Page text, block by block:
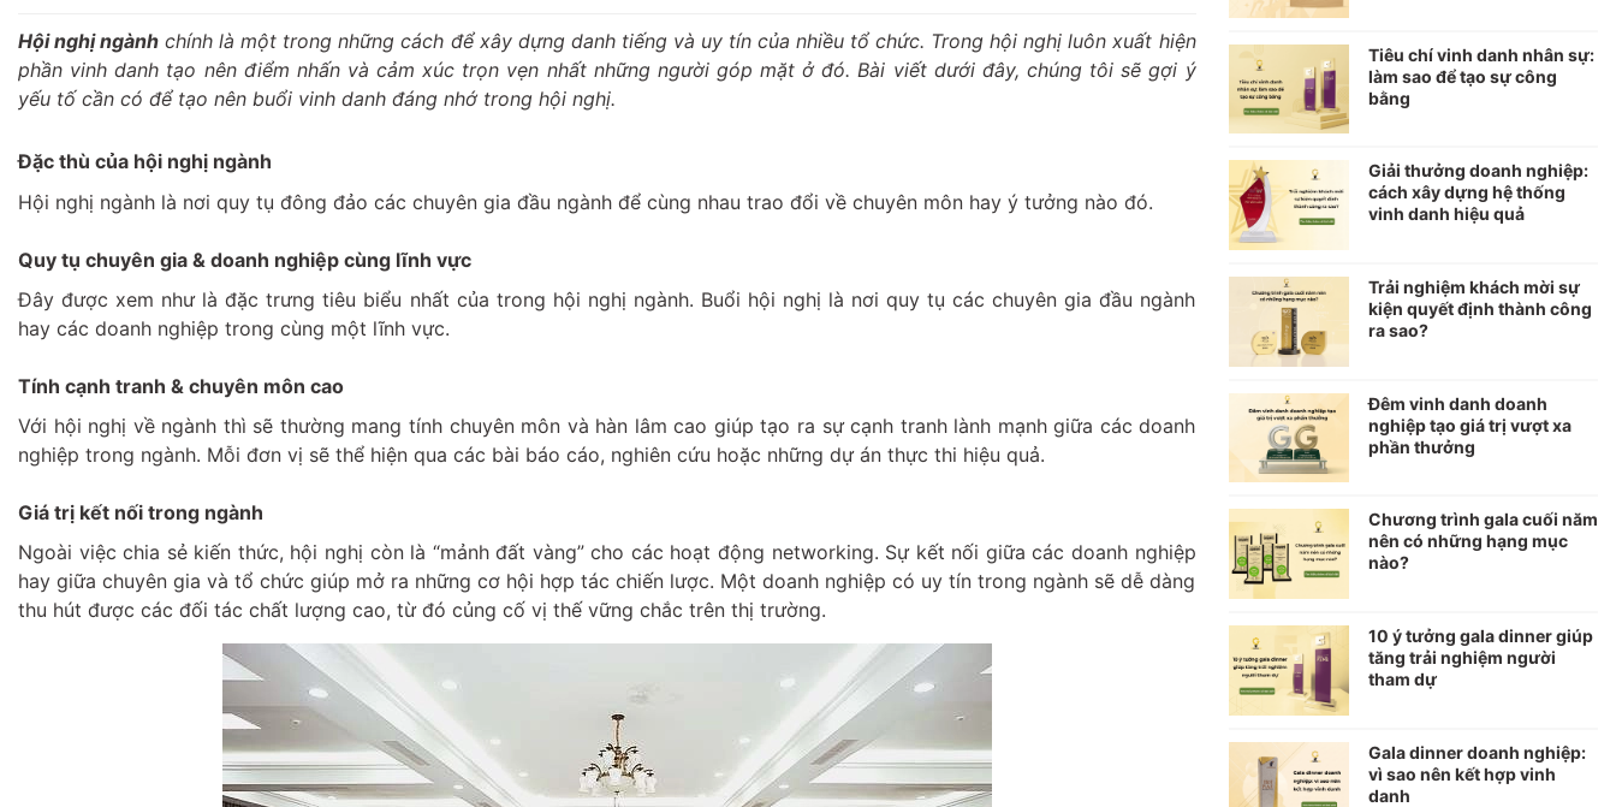
Hội nghị ngành chính là một trong những cách để xây dựng danh tiếng và uy tín của nhiều tổ chức. Trong hội nghị luôn xuất hiện
phần vinh danh tạo nên điểm nhấn và cảm xúc trọn vẹn nhất những người góp mặt ở đó. Bài viết dưới đây, chúng tôi sẽ gợi ý
yếu tố cần có để tạo nên buổi vinh danh đáng nhớ trong hội nghị.
Đặc thù của hội nghị ngành
Hội nghị ngành là nơi quy tụ đông đảo các chuyên gia đầu ngành để cùng nhau trao đổi về chuyên môn hay ý tưởng nào đó.
Quy tụ chuyên gia & doanh nghiệp cùng lĩnh vực
Đây được xem như là đặc trưng tiêu biểu nhất của trong hội nghị ngành. Buổi hội nghị là nơi quy tụ các chuyên gia đầu ngành
hay các doanh nghiệp trong cùng một lĩnh vực.
Tính cạnh tranh & chuyên môn cao
Với hội nghị về ngành thì sẽ thường mang tính chuyên môn và hàn lâm cao giúp tạo ra sự cạnh tranh lành mạnh giữa các doanh
nghiệp trong ngành. Mỗi đơn vị sẽ thể hiện qua các bài báo cáo, nghiên cứu hoặc những dự án thực thi hiệu quả.
Giá trị kết nối trong ngành
Ngoài việc chia sẻ kiến thức, hội nghị còn là “mảnh đất vàng” cho các hoạt động networking. Sự kết nối giữa các doanh nghiệp
hay giữa chuyên gia và tổ chức giúp mở ra những cơ hội hợp tác chiến lược. Một doanh nghiệp có uy tín trong ngành sẽ dễ dàng
thu hút được các đối tác chất lượng cao, từ đó củng cố vị thế vững chắc trên thị trường.
Tiêu chí vinh danh nhân sự:
làm sao để tạo sự công
bằng
Giải thưởng doanh nghiệp:
cách xây dựng hệ thống
vinh danh hiệu quả
Trải nghiệm khách mời sự
kiện quyết định thành công
ra sao?
Đêm vinh danh doanh
nghiệp tạo giá trị vượt xa
phần thưởng
Chương trình gala cuối năm
nên có những hạng mục
nào?
10 ý tưởng gala dinner giúp
tăng trải nghiệm người
tham dự
Gala dinner doanh nghiệp:
vì sao nên kết hợp vinh
danh